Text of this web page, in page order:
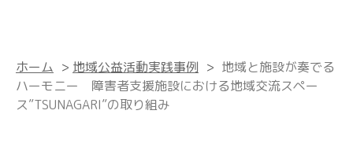
ホーム > 地域公益活動実践事例 > 地域と施設が奏でる
ハーモニー 障害者支援施設における地域交流スペー
ス”TSUNAGARI”の取り組み